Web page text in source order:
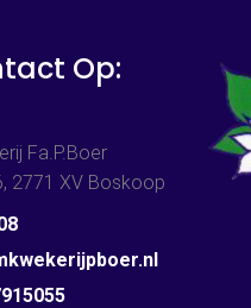
Op:
Fa.P.Boer
2771 XV Boskoop